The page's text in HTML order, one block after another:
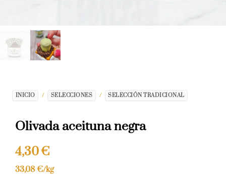
INICIO / SELECCIONES / SELECCIÓN TRADICIONAL
Olivada aceituna negra
4,30€
33,08 €/kg